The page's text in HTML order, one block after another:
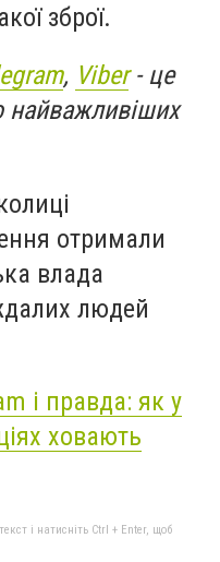
зброї.
, Viber- це
найважливіших
отримали
влада
людей
і правда: як у
ховають
і натисніть Ctrl + Enter, щоб